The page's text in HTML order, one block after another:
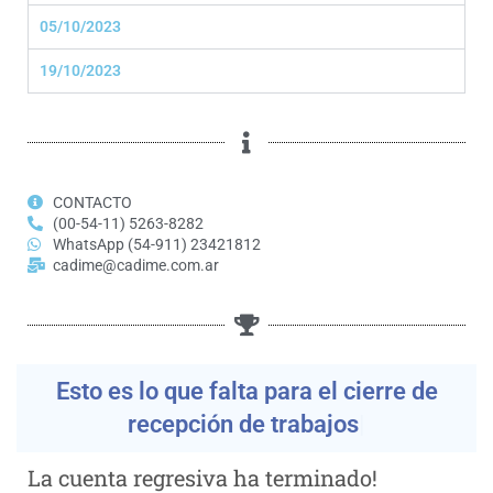
05/10/2023
19/10/2023
CONTACTO
(00-54-11) 5263-8282
WhatsApp (54-911) 23421812
cadime@cadime.com.ar
Est
La cuenta regresiva ha terminado!
Ha llegado el día. El PEMIO fue entregado!